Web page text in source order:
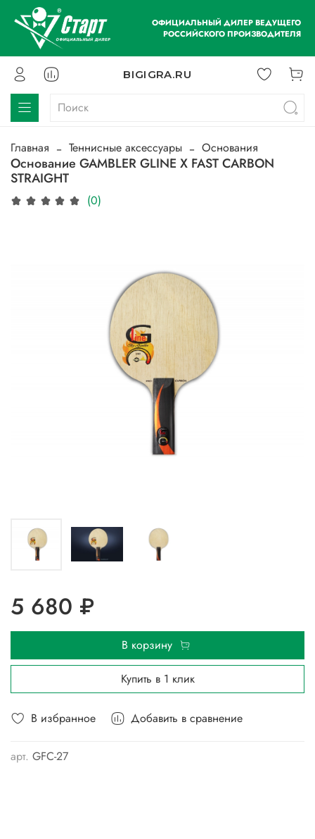
ОФИЦИАЛЬНЫЙ ДИЛЕР ВЕДУЩЕГО
РОССИЙСКОГО ПРОИЗВОДИТЕЛЯ
BIGIGRA.RU
Главная Теннисные аксессуары Основания
Основание GAMBLER GLINE X FAST CARBON
STRAIGHT
(0)
В избранное Добавить в сравнение
арт. GFC-27
5 680 ₽
В корзину
Купить в 1 клик